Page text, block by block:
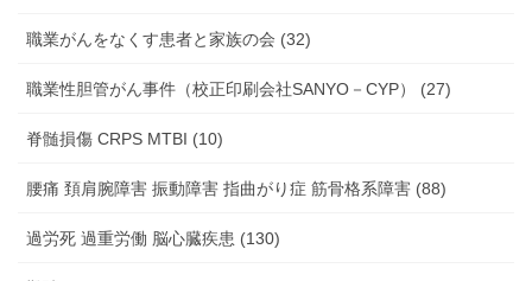
職業がんをなくす患者と家族の会 (32)
職業性胆管がん事件（校正印刷会社SANYO－CYP） (27)
脊髄損傷 CRPS MTBI (10)
腰痛 頚肩腕障害 振動障害 指曲がり症 筋骨格系障害 (88)
過労死 過重労働 脳心臓疾患 (130)